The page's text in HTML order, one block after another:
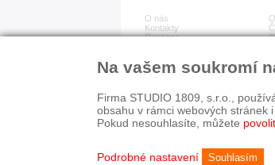
O nás
Kontakty
Recenze
Detail položky již není
Na vašem soukromí
Firma STUDIO 1809, s.r.o.,
obsahu v rámci webových stránek
Pokud nesouhlasíte, můžete
Podrobné nastavení Souhlasím